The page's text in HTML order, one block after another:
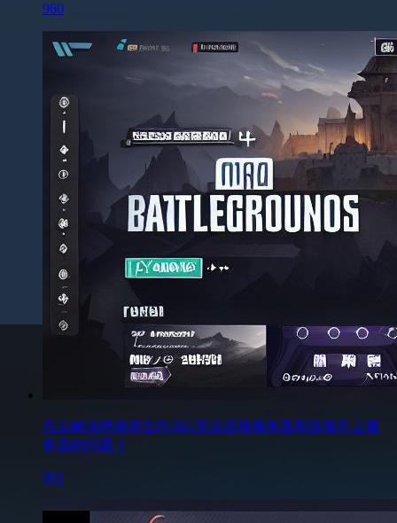
960
怎么解决绝地求生PUBG无法连接服务器和连接不上服
务器的问题？
961